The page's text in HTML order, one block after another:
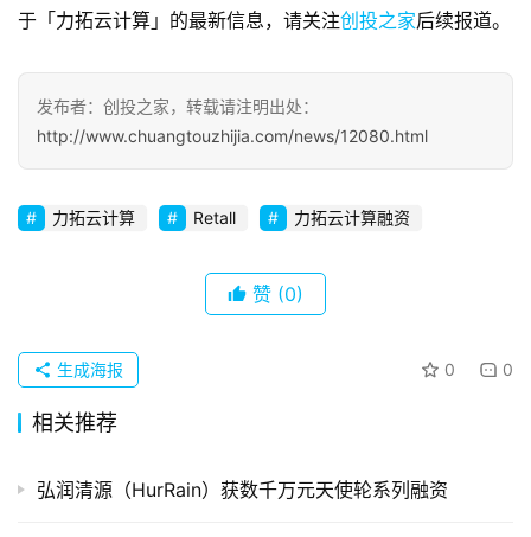
业
观
察
创
牌
布
并
于「力拓云计算」的最新信息，请关注创投之家后续报道。
发布者：创投之家，转载请注明出处：
http://www.chuangtouzhijia.com/news/12080.html
力拓云计算 Retall 力拓云计算融资
赞 (0)
0 0
生成海报
相关推荐
弘润清源（HurRain）获数千万元天使轮系列融资